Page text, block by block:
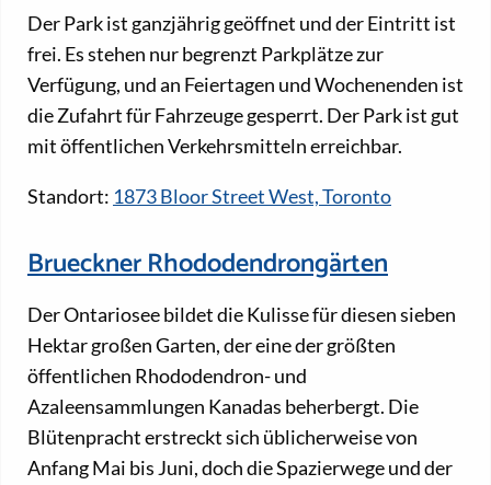
Der Park ist ganzjährig geöffnet und der Eintritt ist
frei. Es stehen nur begrenzt Parkplätze zur
Verfügung, und an Feiertagen und Wochenenden ist
die Zufahrt für Fahrzeuge gesperrt. Der Park ist gut
mit öffentlichen Verkehrsmitteln erreichbar.
Standort: 1873 Bloor Street West, Toronto
Brueckner Rhododendrongärten
Der Ontariosee bildet die Kulisse für diesen sieben
Hektar großen Garten, der eine der größten
öffentlichen Rhododendron- und
Azaleensammlungen Kanadas beherbergt. Die
Blütenpracht erstreckt sich üblicherweise von
Anfang Mai bis Juni, doch die Spazierwege und der